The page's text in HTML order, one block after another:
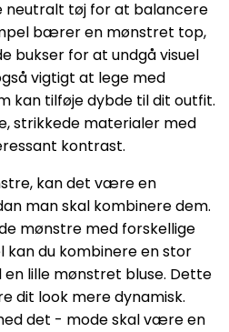
neutralt tøj for at balancere
bærer en mønstret top,
bukser for at undgå visuel
vigtigt at lege med
kan tilføje dybde til dit outfit.
strikkede materialer med
kontrast.
kan det være en
man skal kombinere dem.
mønstre med forskellige
kan du kombinere en stor
lille mønstret bluse. Dette
dit look mere dynamisk.
det - mode skal være en